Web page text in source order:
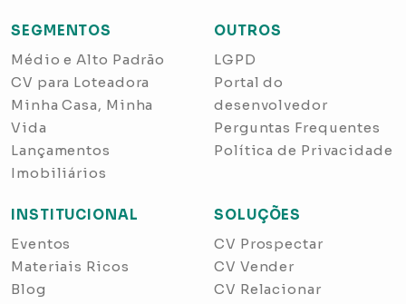
SEGMENTOS
Médio e Alto Padrão
CV para Loteadora
Minha Casa, Minha
Vida
Lançamentos
Imobiliários
OUTROS
LGPD
Portal do
desenvolvedor
Perguntas Frequentes
Política de Privacidade
INSTITUCIONAL
Eventos
Materiais Ricos
Blog
SOLUÇÕES
CV Prospectar
CV Vender
CV Relacionar